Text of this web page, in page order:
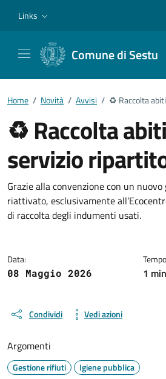
Links
Comune di Sestu
Home / Novità / Avvisi / ♻️ Raccolta
♻️ Raccolta
servizio
Dettagli della
Grazie alla convenzione con un
riattivato, esclusivamente
di raccolta degli indumenti usati.
Data:
08 Maggio 2026
1 min
Condividi Vedi azioni
Argomenti
Gestione rifiuti Igiene pubblica